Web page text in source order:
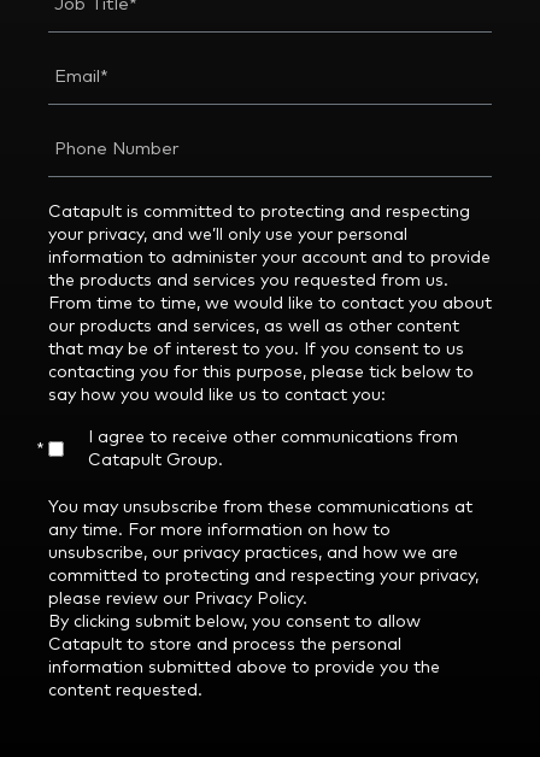
Catapult is committed to protecting and respecting
your privacy, and we’ll only use your personal
information to administer your account and to provide
the products and services you requested from us.
From time to time, we would like to contact you about
our products and services, as well as other content
that may be of interest to you. If you consent to us
contacting you for this purpose, please tick below to
say how you would like us to contact you:
I agree to receive other communications from
Catapult Group.
*
You may unsubscribe from these communications at
any time. For more information on how to
unsubscribe, our privacy practices, and how we are
committed to protecting and respecting your privacy,
please review our Privacy Policy.
By clicking submit below, you consent to allow
Catapult to store and process the personal
information submitted above to provide you the
content requested.